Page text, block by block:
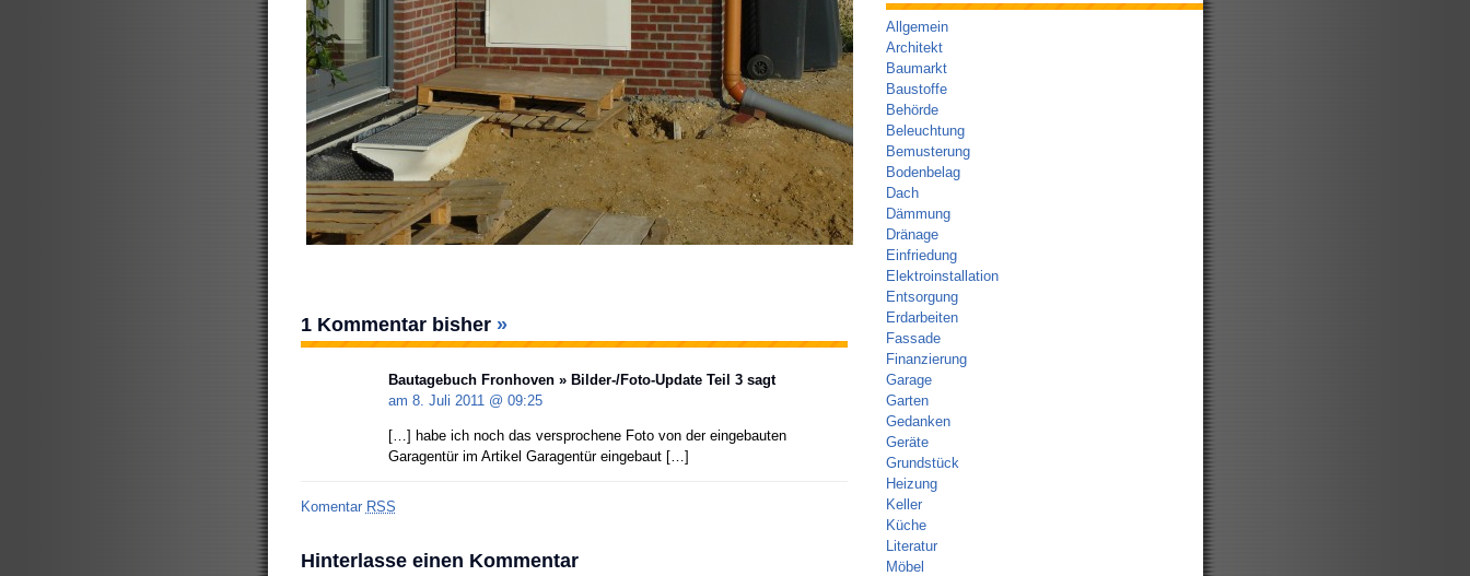
1 Kommentar bisher »
Bautagebuch Fronhoven » Bilder-/Foto-Update Teil 3sagt
am 8. Juli 2011 @ 09:25
[…] habe ich noch das versprochene Foto von der eingebauten
Garagentür im Artikel Garagentür eingebaut […]
Komentar RSS
Hinterlasse einen Kommentar
Allgemein
Architekt
Baumarkt
Baustoffe
Behörde
Beleuchtung
Bemusterung
Bodenbelag
Dach
Dämmung
Dränage
Einfriedung
Elektroinstallation
Entsorgung
Erdarbeiten
Fassade
Finanzierung
Garage
Garten
Gedanken
Geräte
Grundstück
Heizung
Keller
Küche
Literatur
Möbel